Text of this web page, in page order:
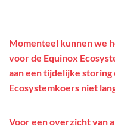
Momenteel kunnen we
voor de Equinox
aan een tijdelijke storing
Ecosystemkoers niet
Voor een overzicht van